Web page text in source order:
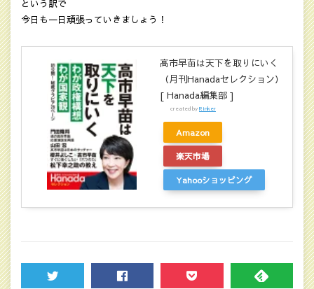
という訳で
今日も一日頑張っていきましょう！
高市早苗は天下を取りにいく
（月刊Hanadaセレクション）
[ Hanada編集部 ]
created byRinker
Amazon
楽天市場
Yahooショッピング